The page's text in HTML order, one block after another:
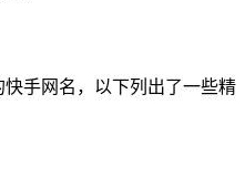
手网名，以下列出了一些精